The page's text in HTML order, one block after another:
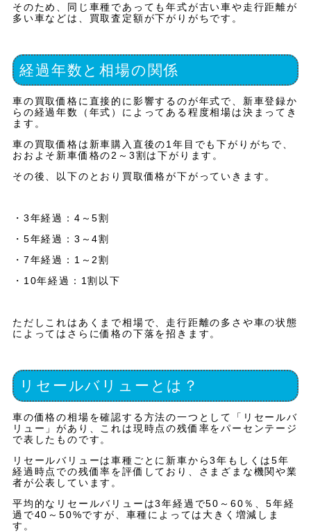
そのため、同じ車種であっても年式が古い車や走行距離が
多い車などは、買取査定額が下がりがちです。
経過年数と相場の関係
車の買取価格に直接的に影響するのが年式で、新車登録か
らの経過年数（年式）によってある程度相場は決まってき
ます。
車の買取価格は新車購入直後の1年目でも下がりがちで、
おおよそ新車価格の2～3割は下がります。
その後、以下のとおり買取価格が下がっていきます。
・3年経過：4～5割
・5年経過：3～4割
・7年経過：1～2割
・10年経過：1割以下
ただしこれはあくまで相場で、走行距離の多さや車の状態
によってはさらに価格の下落を招きます。
リセールバリューとは？
車の価格の相場を確認する方法の一つとして「リセールバ
リュー」があり、これは現時点の残価率をパーセンテージ
で表したものです。
リセールバリューは車種ごとに新車から3年もしくは5年
経過時点での残価率を評価しており、さまざまな機関や業
者が公表しています。
平均的なリセールバリューは3年経過で50～60％、5年経
過で40～50%ですが、車種によっては大きく増減しま
す。